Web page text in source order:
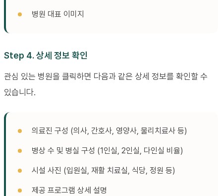
병원 대표 이미지
Step 4. 상세 정보 확인
관심 있는 병원을 클릭하면 다음과 같은 상세 정보를 확인할 수
있습니다.
의료진 구성 (의사, 간호사, 영양사, 물리치료사 등)
병상 수 및 병실 구성 (1인실, 2인실, 다인실 비율)
시설 사진 (입원실, 재활 치료실, 식당, 정원 등)
제공 프로그램 상세 설명